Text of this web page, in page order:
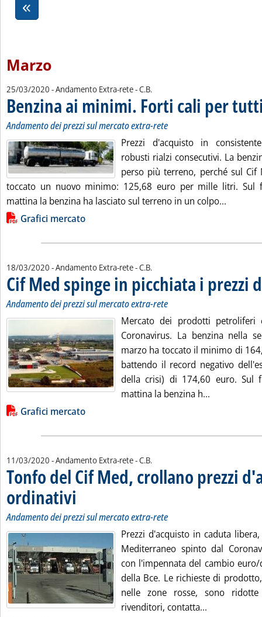
Marzo
25/03/2020 - Andamento Extra-rete -di:
C.B.
Benzina ai minimi. Forti cali per
Andamento dei prezzi sul mercato extra-rete
Prezzi d'acquisto in
robusti rialzi consecutivi. La
perso più terreno, perché sul
toccato un nuovo minimo: 125,68 euro per mille litri. Sul
mattina la benzina ha lasciato sul terreno in un colpo...
Lista allegati PDF alla notizia
Grafici mercato
18/03/2020 - Andamento Extra-rete -di:
C.B.
Cif Med spinge in picchiata i prezzi
Andamento dei prezzi sul mercato extra-rete
Mercato dei prodotti
Coronavirus. La benzina nella
marzo ha toccato il minimo di
battendo il record negativo
della crisi) di 174,60 euro. Sul
mattina la benzina h...
Lista allegati PDF alla notizia
Grafici mercato
11/03/2020 - Andamento Extra-rete -di:
C.B.
Tonfo del Cif Med, crollano prezzi
ordinativi . Sottotitolo: Andamento dei prezzi sul mercato extra-rete
. Pubblicata mercoledì 11 marzo 2020 alle 13.53.
Andamento dei prezzi sul mercato extra-rete
Prezzi d'acquisto in caduta
Mediterraneo spinto dal
con l'impennata del cambio
della Bce. Le richieste di
nelle zone rosse, sono
rivenditori, contatta...